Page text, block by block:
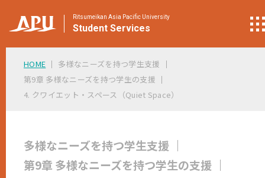
Ritsumeikan Asia Pacific University
Student Services
HOME
多様なニーズを持つ学生支援
第9章 多様なニーズを持つ学生の支援
4. クワイエット・スペース（Quiet Space）
多様なニーズを持つ学生支援
第9章 多様なニーズを持つ学生の支援